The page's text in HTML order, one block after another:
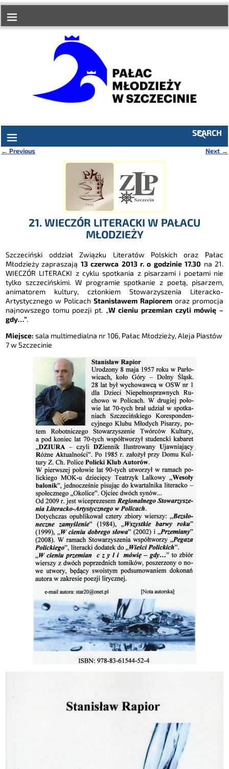
treści
SEARCH
← Previous Next →
21. WIECZÓR LITERACKI W PAŁACU
MŁODZIEŻY
Szczeciński oddział Związku Literatów Polskich oraz Pałac
Młodzieży zapraszają 13 czerwca 2013 r. o godzinie 17.30 na 21.
WIECZÓR LITERACKI z cyklu spotkania z pisarzami i poetami nie
tylko szczecińskimi. W programie spotkanie z poetą, pisarzem,
animatorem kultury, członkiem Stowarzyszenia Literacko-
Artystycznego w Policach Stanisławem Rapioremoraz promocja
najnowszego tomu poezji pt. „W cieniu przemian czyli mówię –
gdy…”.
Miejsce: sala multimedialna nr 106, Pałac Młodzieży, Aleja Piastów
7 w Szczecinie